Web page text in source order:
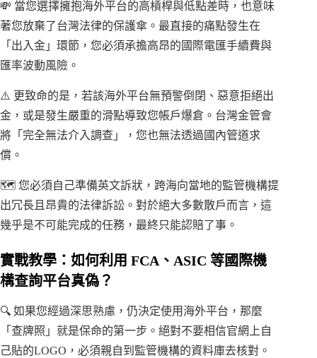
💸 當您選擇擁抱海外平台的高槓桿與低點差時，也意味
著您放棄了台灣法律的保護傘。最直接的痛點發生在
「出入金」環節，您必須承擔高昂的國際電匯手續費與
匯率波動風險。
⚠️ 更致命的是，若該海外平台無預警倒閉、惡意拒絕出
金，或是發生嚴重的滑點導致您帳戶爆倉。台灣金管會
將「完全無法介入調查」，您也無法透過國內管道求
償。
🗺️ 您必須自己準備英文訴狀，跨海向當地的監管機構提
出冗長且昂貴的法律訴訟。對於絕大多數散戶而言，這
幾乎是不可能完成的任務，最終只能認賠了事。
實戰教學：如何利用 FCA、ASIC 等國際機
構查詢平台真偽？
🔍 如果您經過深思熟慮，仍決定使用海外平台，那麼
「查牌照」就是保命的第一步。絕對不要相信官網上自
己貼的LOGO，必須親自到監管機構的資料庫去核對。